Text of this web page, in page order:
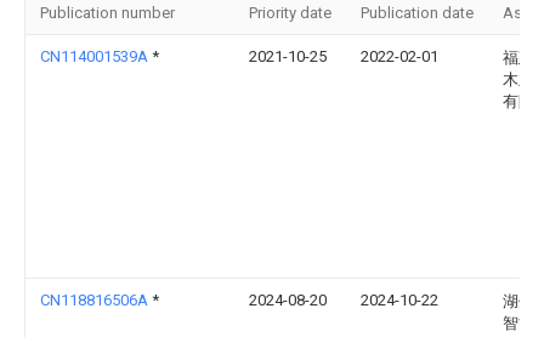
Publication number Priority date Publication date
CN114001539A * 2021-10-25 2022-02-01
福建
木业
有限
CN118816506A * 2024-08-20 2024-10-22
湖州
智能